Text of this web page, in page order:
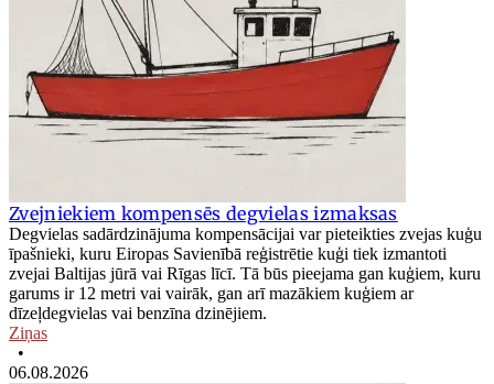
Zvejniekiem kompensēs degvielas izmaksas
Degvielas sadārdzinājuma kompensācijai var pieteikties zvejas kuģu
īpašnieki, kuru Eiropas Savienībā reģistrētie kuģi tiek izmantoti
zvejai Baltijas jūrā vai Rīgas līcī. Tā būs pieejama gan kuģiem, kuru
garums ir 12 metri vai vairāk, gan arī mazākiem kuģiem ar
dīzeļdegvielas vai benzīna dzinējiem.
Ziņas
•
06.08.2026